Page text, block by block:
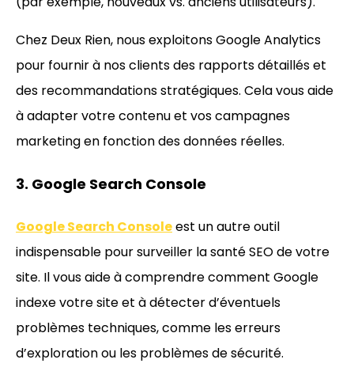
Chez Deux Rien, nous exploitons Google Analytics
pour fournir à nos clients des rapports détaillés et
des recommandations stratégiques. Cela vous aide
à adapter votre contenu et vos campagnes
marketing en fonction des données réelles.
3. Google Search Console
Google Search Consoleest un autre outil
indispensable pour surveiller la santé SEO de votre
site. Il vous aide à comprendre comment Google
indexe votre site et à détecter d’éventuels
problèmes techniques, comme les erreurs
d’exploration ou les problèmes de sécurité.